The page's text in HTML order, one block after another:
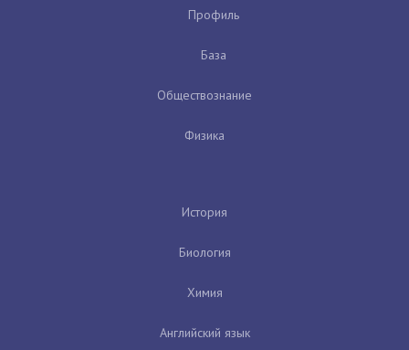
Профиль
База
Обществознание
Физика
История
Биология
Химия
Английский язык